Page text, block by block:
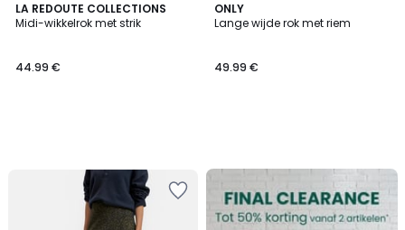
LA REDOUTE COLLECTIONS
Midi-wikkelrok met strik
44.99 €
ONLY
Lange wijde rok met riem
49.99 €
FINAL
CLEARANCE